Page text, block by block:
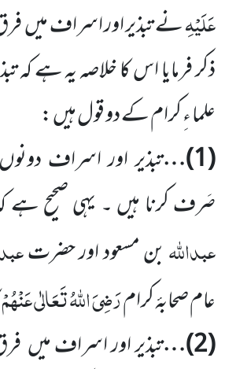
عَلَیْہِنے تبذیر اور اسراف میں
ذکر فرمایا اس کا خلاصہ یہ ہے
علما ءِ کرام کے دو قول ہیں:
(
1
)…تبذیر اور اسراف دونوں
صَرف کرنا ہیں ۔ یہی صحیح
عبداللّٰہبن مسعود اورحضرت
عام صحابۂ کرامرَضِیَ اللّٰہُ تَعَالٰی عَنْہُمْ
(
2
)…تبذیر اور اسراف میں